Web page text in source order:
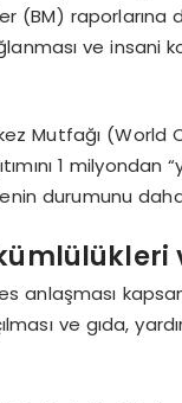
(BM)
ve insani
Mutfağı
1
durumunu
anlaşması
ve gıda,